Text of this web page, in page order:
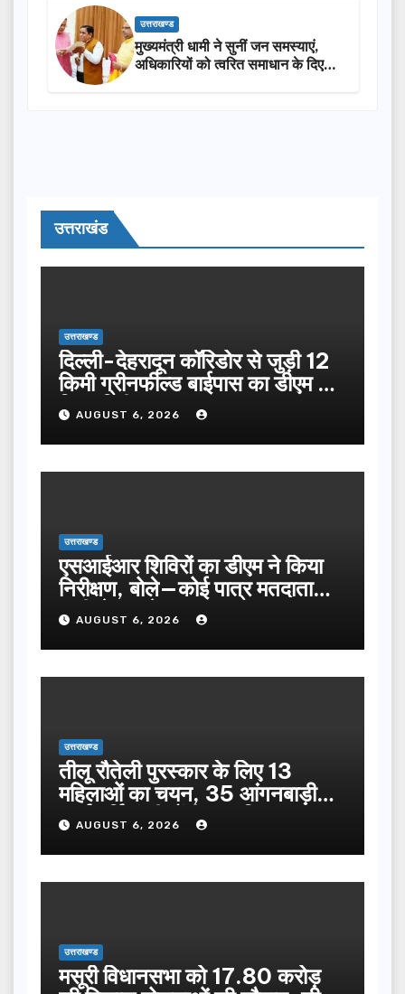
उत्तराखण्ड
मुख्यमंत्री धामी ने सुनीं जन समस्याएं,
अधिकारियों को त्वरित समाधान के दिए
उत्तराखंड
उत्तराखण्ड
दिल्ली-देहरादून कॉरिडोर से जुड़ी 12
किमी ग्रीनफील्ड बाईपास का डीएम ने
किया निरीक्षण…
AUGUST 6, 2026
उत्तराखण्ड
एसआईआर शिविरों का डीएम ने किया
निरीक्षण, बोले—कोई पात्र मतदाता
सूची से न छूटे…
AUGUST 6, 2026
उत्तराखण्ड
तीलू रौतेली पुरस्कार के लिए 13
महिलाओं का चयन, 35 आंगनबाड़ी
कार्यकर्तियां भी होंगी सम्मानित…
AUGUST 6, 2026
उत्तराखण्ड
मसूरी विधानसभा को 17.80 करोड़